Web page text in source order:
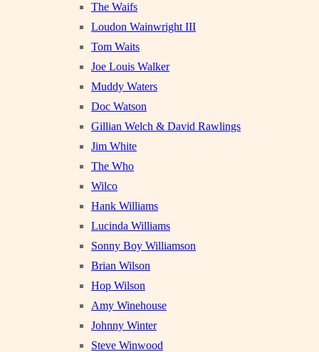
The Waifs
Loudon Wainwright III
Tom Waits
Joe Louis Walker
Muddy Waters
Doc Watson
Gillian Welch & David Rawlings
Jim White
The Who
Wilco
Hank Williams
Lucinda Williams
Sonny Boy Williamson
Brian Wilson
Hop Wilson
Amy Winehouse
Johnny Winter
Steve Winwood